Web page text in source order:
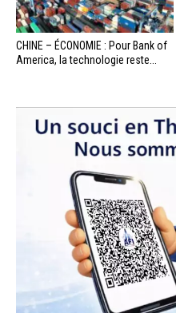
CHINE – ÉCONOMIE : Pour Bank of
America, la technologie reste...